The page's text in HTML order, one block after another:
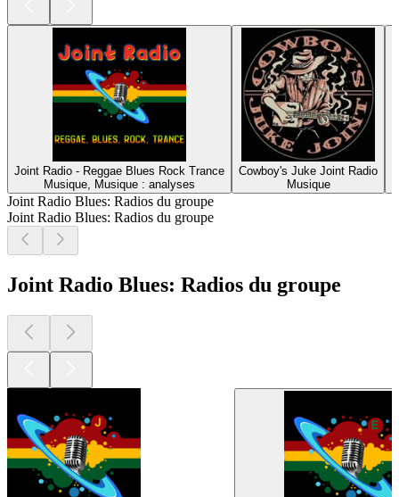
Joint Radio - Reggae Blues Rock Trance
Musique, Musique : analyses
Cowboy's Juke Joint Radio
Musique
Joint Radio Blues: Radios du groupe
Joint Radio Blues: Radios du groupe
Joint Radio Blues: Radios du groupe